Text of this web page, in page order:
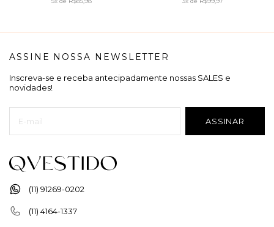
(11) 91269-0202
(11) 4164-1337
ASSINE NOSSA NEWSLETTER
Inscreva-se e receba antecipadamente nossas SALES e
novidades!